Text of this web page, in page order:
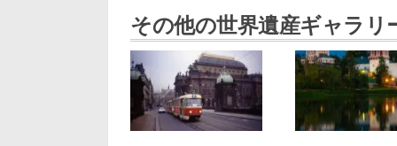
その他の世界遺産ギャラリ